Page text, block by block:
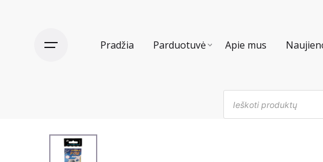
Pradžia Parduotuvė Apie mus
Products
search